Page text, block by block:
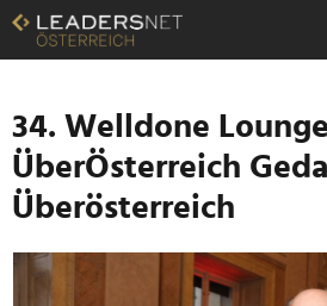
Zum
Inhalt
Zur
Navigation
Zur
Hauptnavigation
34. Welldone
ÜberÖsterreich
Überösterreich